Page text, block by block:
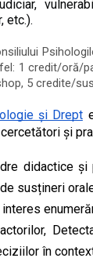
etc.).
1 credit/oră/
5 credite/
și Drept
și
didactice și
susțineri
în